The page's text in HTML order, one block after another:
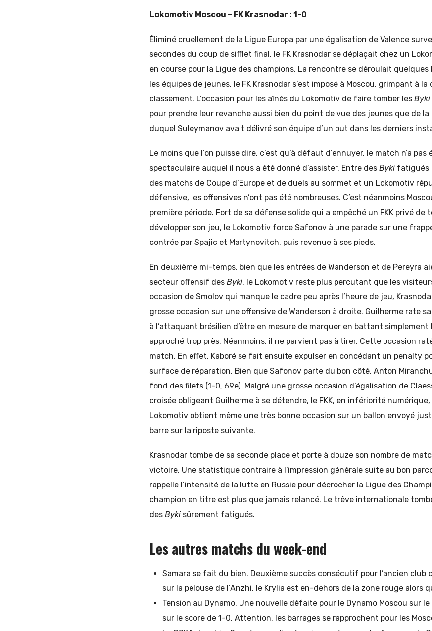
Lokomotiv Moscou – FK Krasnodar : 1-0
Éliminé cruellement de la Ligue Europa par une égalisation de Valence
secondes du coup de sifflet final, le FK Krasnodar se déplaçait chez un
en course pour la Ligue des champions. La rencontre se déroulait quelques
les équipes de jeunes, le FK Krasnodar s’est imposé à Moscou, grimpant à
classement. L’occasion pour les aînés du Lokomotiv de faire tomber les Byki
pour prendre leur revanche aussi bien du point de vue des jeunes que de
duquel Suleymanov avait délivré son équipe d’un but dans les derniers
Le moins que l’on puisse dire, c’est qu’à défaut d’ennuyer, le match n’a pas
spectaculaire auquel il nous a été donné d’assister. Entre des Byki fatigués
des matchs de Coupe d’Europe et de duels au sommet et un Lokomotiv
défensive, les offensives n’ont pas été nombreuses. C’est néanmoins
première période. Fort de sa défense solide qui a empêché un FKK privé de
développer son jeu, le Lokomotiv force Safonov à une parade sur une
contrée par Spajic et Martynovitch, puis revenue à ses pieds.
En deuxième mi-temps, bien que les entrées de Wanderson et de Pereyra
secteur offensif des Byki, le Lokomotiv reste plus percutant que les
occasion de Smolov qui manque le cadre peu après l’heure de jeu,
grosse occasion sur une offensive de Wanderson à droite. Guilherme rate
à l’attaquant brésilien d’être en mesure de marquer en battant simplement
approché trop près. Néanmoins, il ne parvient pas à tirer. Cette occasion
match. En effet, Kaboré se fait ensuite expulser en concédant un penalty
surface de réparation. Bien que Safonov parte du bon côté, Anton
fond des filets (1-0, 69e). Malgré une grosse occasion d’égalisation de
croisée obligeant Guilherme à se détendre, le FKK, en infériorité numérique,
Lokomotiv obtient même une très bonne occasion sur un ballon envoyé
barre sur la riposte suivante.
Krasnodar tombe de sa seconde place et porte à douze son nombre de
victoire. Une statistique contraire à l’impression générale suite au bon
rappelle l’intensité de la lutte en Russie pour décrocher la Ligue des
champion en titre est plus que jamais relancé. Le trêve internationale
des Byki sûrement fatigués.
Les autres matchs du week-end
Samara se fait du bien. Deuxième succès consécutif pour l’ancien club
sur la pelouse de l’Anzhi, le Krylia est en-dehors de la zone rouge alors
Tension au Dynamo. Une nouvelle défaite pour le Dynamo Moscou sur le
sur le score de 1-0. Attention, les barrages se rapprochent pour les